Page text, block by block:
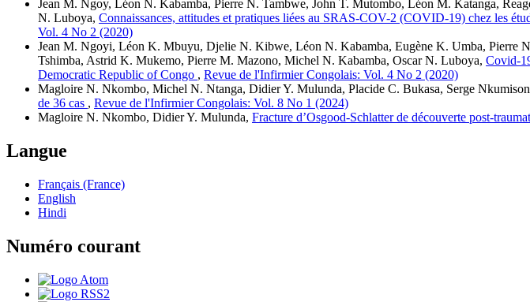
Jean M. Ngoy, Léon N. Kabamba, Pierre N. Tambwe, John T. Mutombo, Léon M. Katanga,
N. Luboya, Connaissances, attitudes et pratiques liées au SRAS-COV-2 (COVID-19) chez les
Vol. 4 No 2 (2020)
Jean M. Ngoyi, Léon K. Mbuyu, Djelie N. Kibwe, Léon N. Kabamba, Eugène K. Umba, Pierre
Tshimba, Astrid K. Mukemo, Pierre M. Mazono, Michel N. Kabamba, Oscar N. Luboya, Covid-
Democratic Republic of Congo , Revue de l'Infirmier Congolais: Vol. 4 No 2 (2020)
Magloire N. Nkombo, Michel N. Ntanga, Didier Y. Mulunda, Placide C. Bukasa, Serge
de 36 cas , Revue de l'Infirmier Congolais: Vol. 8 No 1 (2024)
Magloire N. Nkombo, Didier Y. Mulunda, Fracture d’Osgood-Schlatter de découverte post-
Langue
Français (France)
English
Hindi
Numéro courant